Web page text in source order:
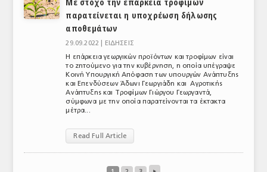
παρατείνεται η υποχρέωση δήλωσης
αποθεμάτων
29.09.2022 |
ΕΙΔΗΣΕΙΣ
Η επάρκεια γεωργικών προϊόντων και τροφίμων είναι
το ζητούμενο για την κυβέρνηση, η οποία υπέγραψε
Κοινή Υπουργική Απόφαση των υπουργών Ανάπτυξης
και Επενδύσεων Άδωνι Γεωργιάδη και Αγροτικής
Ανάπτυξης και Τροφίμων Γιώργου Γεωργαντά,
σύμφωνα με την οποία παρατείνονται τα έκτακτα
μέτρα...
Read Full Article